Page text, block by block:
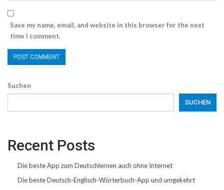
Save my name, email, and website in this browser for the next
time I comment.
Suchen
SUCHEN
Recent Posts
Die beste App zum Deutschlernen auch ohne Internet
Die beste Deutsch-Englisch-Wörterbuch-App und umgekehrt